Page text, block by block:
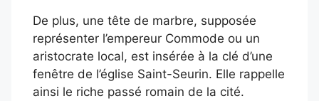
De plus, une tête de marbre, supposée
représenter l’empereur Commode ou un
aristocrate local, est insérée à la clé d’une
fenêtre de l’église Saint-Seurin. Elle rappelle
ainsi le riche passé romain de la cité.